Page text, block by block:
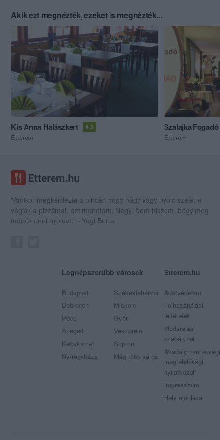
Akik ezt megnézték, ezeket is megnézték...
Kis Anna Halászkert 4.3
Étterem
Szalajka
Étterem
"Amikor megkérdezte a pincér, hogy négy vagy nyolc szeletre
vágják a pizzámat, azt mondtam; Négy. Nem hiszem, hogy meg
tudnék enni nyolcat." - Yogi Berra
Legnépszerűbb városok
Budapest
Debrecen
Pécs
Szeged
Kecskemét
Nyíregyháza
Székesfehérvár
Miskolc
Győr
Veszprém
Sopron
Még több város
Etterem.hu
Adatvédelem
Felhasználási
feltételek
Moderálási
szabályzat
Akadálymentességi
megfelelőségi
nyilatkozat
Impresszum
Hely ajánlása